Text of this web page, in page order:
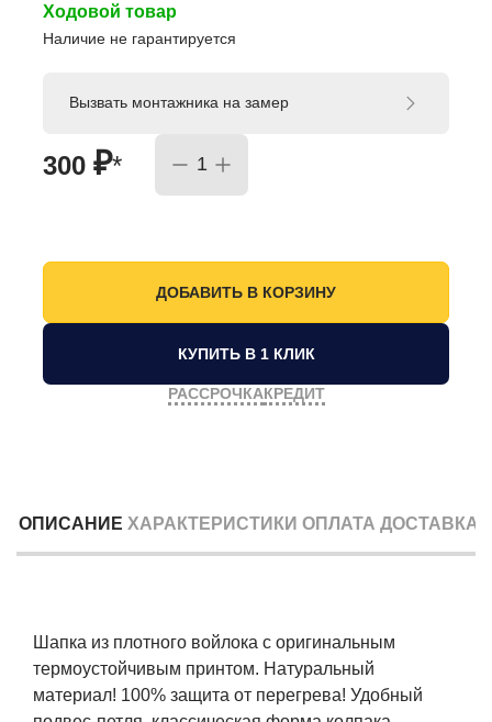
Ходовой товар
Наличие не гарантируется
300 ₽*
Вызвать монтажника на замер
КУПИТЬ В 1 КЛИК
РАССРОЧКАКРЕДИТ
ОПИСАНИЕ ХАРАКТЕРИСТИКИ ОПЛАТА ДОСТАВКА
Шапка из плотного войлока с оригинальным
термоустойчивым принтом. Натуральный
материал! 100% защита от перегрева! Удобный